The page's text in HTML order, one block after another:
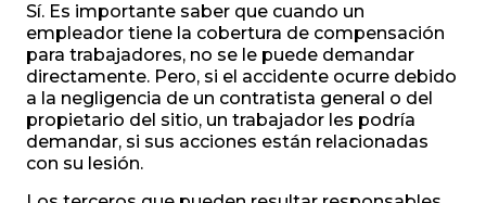
Sí. Es importante saber que cuando un
empleador tiene la cobertura de compensación
para trabajadores, no se le puede demandar
directamente. Pero, si el accidente ocurre debido
a la negligencia de un contratista general o del
propietario del sitio, un trabajador les podría
demandar, si sus acciones están relacionadas
con su lesión.